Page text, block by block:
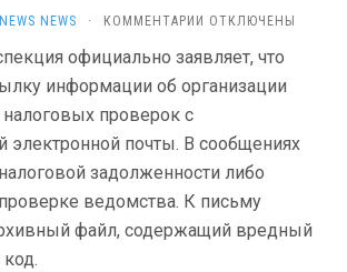
NEWS NEWS · КОММЕНТАРИИ К
РАБОТНИКИ
НАЛОГОВОЙ
КИРОВЧАН
ОБ ОЧЕРЕДНОЙ
ИНТЕРНЕТ-
МОШЕННИКОВ
ОТКЛЮЧЕНЫ
официально заявляет, что
информации об организации
проверок с
электронной почты. В сообщениях
задолженности либо
ведомства. К письму
файл, содержащий вредный